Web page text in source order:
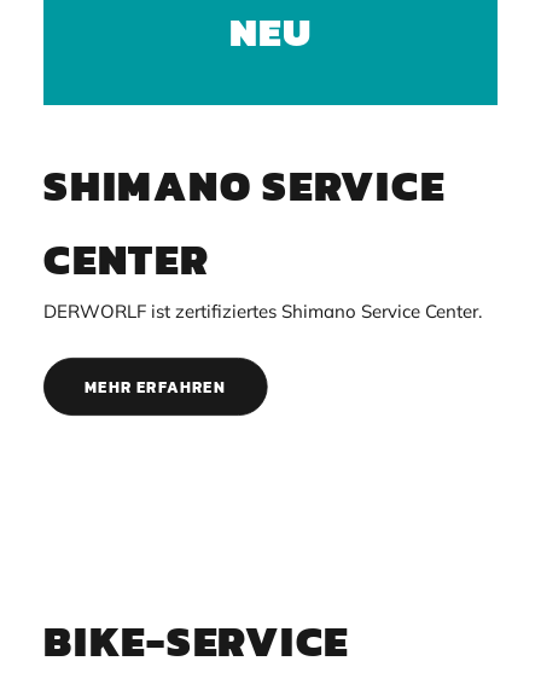
NEU
SHIMANO SERVICE
CENTER
DERWORLF ist zertifiziertes Shimano Service Center.
MEHR ERFAHREN
BIKE-SERVICE